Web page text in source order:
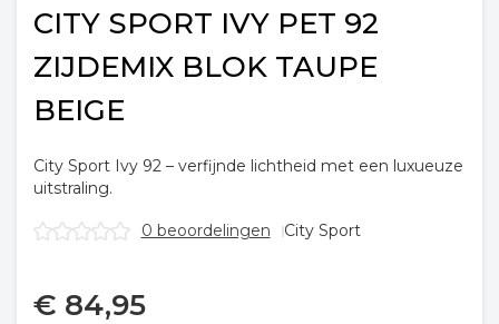
CITY SPORT IVY PET 92
ZIJDEMIX BLOK TAUPE
BEIGE
City Sport Ivy 92 – verfijnde lichtheid met een luxueuze
uitstraling.
0 beoordelingen City Sport
€ 84,95